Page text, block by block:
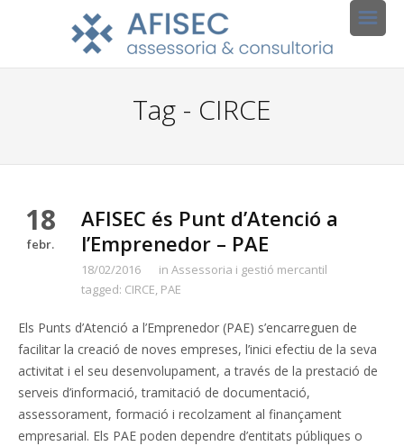
Tag - CIRCE
18
febr.
AFISEC és Punt d’Atenció a
l’Emprenedor – PAE
18/02/2016 in Assessoria i gestió mercantil
tagged: CIRCE, PAE
Els Punts d’Atenció a l’Emprenedor (PAE) s’encarreguen de
facilitar la creació de noves empreses, l’inici efectiu de la seva
activitat i el seu desenvolupament, a través de la prestació de
serveis d’informació, tramitació de documentació,
assessorament, formació i recolzament al finançament
empresarial. Els PAE poden dependre d’entitats públiques o